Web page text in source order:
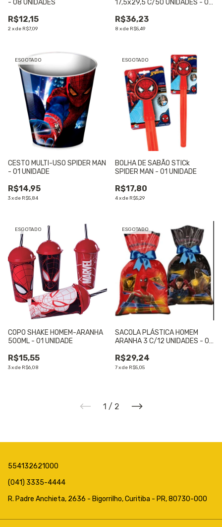
- 08 UNIDADES
R$12,15
2xde R$7,09
17,5x29,5 C/50 UNIDADES - 01
R$36,23
8 xde R$5,49
ESGOTADO
CESTO MULTI-USO SPIDER MAN
- 01 UNIDADE
R$14,95
3xde R$5,84
ESGOTADO
BOLHA DE SABÃO STICk
SPIDER MAN - 01 UNIDADE
R$17,80
4xde R$5,29
ESGOTADO
COPO SHAKE HOMEM-ARANHA
500ML - 01 UNIDADE
R$15,55
3xde R$6,08
ESGOTADO
SACOLA PLÁSTICA HOMEM
ARANHA 3 C/12 UNIDADES - 01
R$29,24
7xde R$5,05
1 / 2
554132621000
(041) 3335-4444
R. Padre Anchieta, 2636 - Bigorrilho, Curitiba - PR, 80730-000